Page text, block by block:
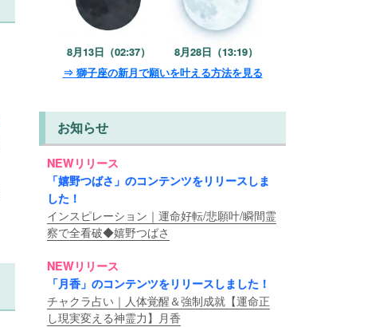
8月13日（02:37）
8月28日（13:19）
⇒ 獅子座の新月で願いを叶える方法を見る
お知らせ
NEWリリース
「嬉野つばさ」のコンテンツをリリースしま
した！
インスピレーション｜運命好転/悲願叶/瞬間霊
察で全看破◆嬉野つばさ
NEWリリース
「月香」のコンテンツをリリースしました！
チャクラ占い｜人体覚醒＆強制成就【運命正
し現実変える神霊力】月香